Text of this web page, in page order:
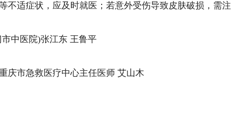
适症状，应及时就医；若意外受伤导致皮肤破损，需注
中医院)张江东 王鲁平
市急救医疗中心主任医师 艾山木